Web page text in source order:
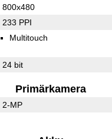
800x480
233 PPI
Multitouch
24 bit
Primärkamera
2-MP